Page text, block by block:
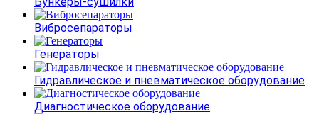
Вибросепараторы
Генераторы
Гидравлическое и пневматическое оборудование
Диагностическое оборудование